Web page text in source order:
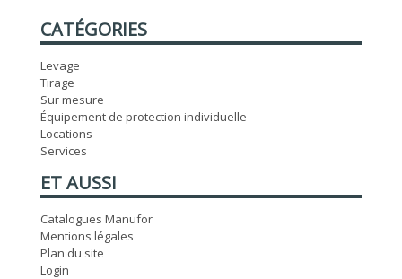
CATÉGORIES
Levage
Tirage
Sur mesure
Équipement de protection individuelle
Locations
Services
ET AUSSI
Catalogues Manufor
Mentions légales
Plan du site
Login